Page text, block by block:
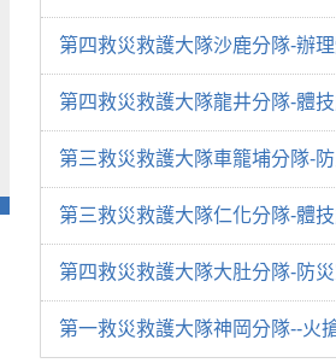
第四救災救護大隊沙鹿分隊-辦
第四救災救護大隊龍井分隊-體
第三救災救護大隊車籠埔分隊-
第三救災救護大隊仁化分隊-體
第四救災救護大隊大肚分隊-防
第一救災救護大隊神岡分隊--火